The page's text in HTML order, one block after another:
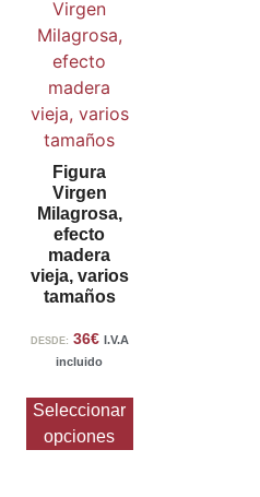
Figura
Virgen
Milagrosa,
efecto
madera
vieja, varios
tamaños
DESDE: 36€ I.V.A
incluido
Seleccionar
opciones